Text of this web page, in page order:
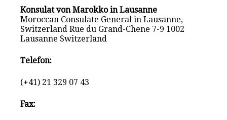
Konsulat von Marokko in Lausanne
Moroccan Consulate General in Lausanne,
Switzerland Rue du Grand-Chene 7-9 1002
Lausanne Switzerland
Telefon:
(+41) 21 329 07 43
Fax: